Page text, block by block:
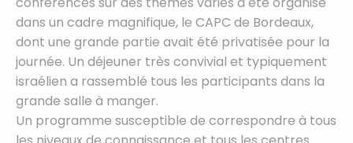
dans un cadre magnifique, le CAPC de Bordeaux,
dont une grande partie avait été privatisée pour la
journée. Un déjeuner très convivial et typiquement
israélien a rassemblé tous les participants dans la
grande salle à manger.
Un programme susceptible de correspondre à tous